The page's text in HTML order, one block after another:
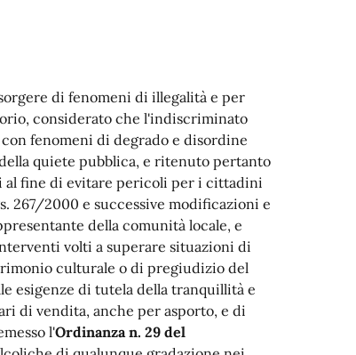
di fenomeni di illegalità e per
considerato che l'indiscriminato
fenomeni di degrado e disordine
quiete pubblica, e ritenuto pertanto
al fine di evitare pericoli per i cittadini
267/2000 e successive modificazioni e
della comunità locale, e
volti a superare situazioni di
culturale o di pregiudizio del
esigenze di tutela della tranquillità e
di vendita, anche per asporto, e di
l'Ordinanza n. 29 del